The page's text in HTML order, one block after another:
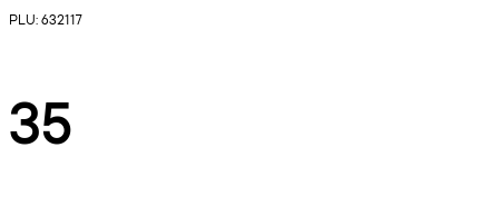
PLU: 632117
35